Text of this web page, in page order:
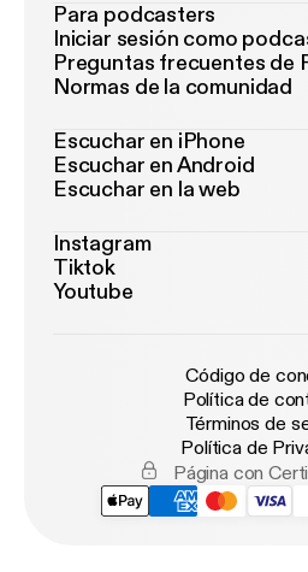
Para podcasters
Iniciar sesión como
Preguntas frecuentes de
Normas de la comunidad
Escuchar en iPhone
Escuchar en Android
Escuchar en la web
Instagram
Tiktok
Youtube
Código de
Política de
Términos de
Política de
Página con